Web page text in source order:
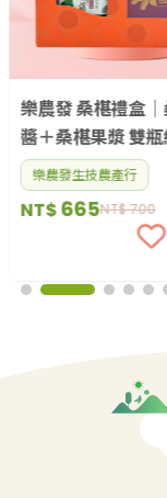
樂農發 桑椹禮盒
醬＋桑椹果漿 雙瓶
樂農發生技農產行
NT$700
NT$665